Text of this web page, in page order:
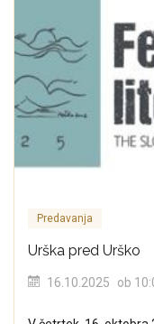
Predavanja
Urška pred Urško
16.10.2025 ob